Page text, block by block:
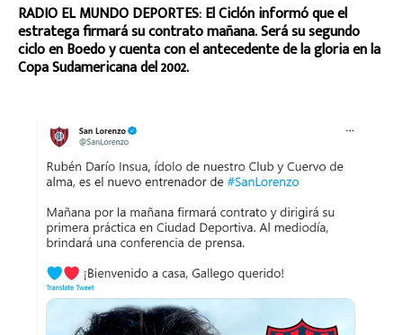
RADIO EL MUNDO DEPORTES: El Ciclón informó que el
estratega firmará su contrato mañana. Será su segundo
ciclo en Boedo y cuenta con el antecedente de la gloria en la
Copa Sudamericana del 2002.